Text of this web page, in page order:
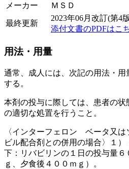
メーカー
ＭＳＤ
最終更新
2023年06月改訂(第4
添付文書のPDFはこ
用法・用量
通常、成人には、次記の用法・
する。
本剤の投与に際しては、患者の
の適切な処置を行うこと。
〈インターフェロン ベータ又は
ビル配合剤との併用の場合〉１
下：リバビリンの１日の投与量
ｇ、夕食後４００ｍｇ）。